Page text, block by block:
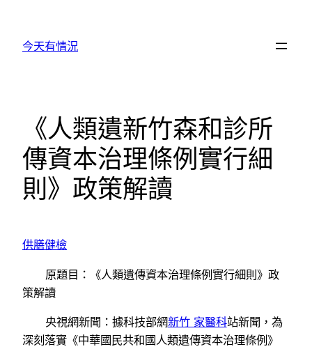
今天有情況
《人類遺新竹森和診所
傳資本治理條例實行細
則》政策解讀
供膳健檢
原題目：《人類遺傳資本治理條例實行細則》政
策解讀
央視網新聞：據科技部網新竹 家醫科站新聞，為
深刻落實《中華國民共和國人類遺傳資本治理條例》